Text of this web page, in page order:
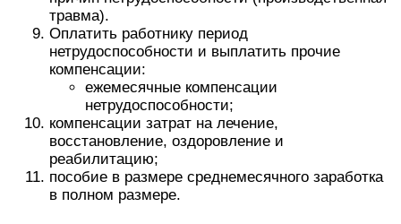
травма).
Оплатить работнику период
нетрудоспособности и выплатить прочие
компенсации:
ежемесячные компенсации
нетрудоспособности;
компенсации затрат на лечение,
восстановление, оздоровление и
реабилитацию;
пособие в размере среднемесячного заработка
в полном размере.